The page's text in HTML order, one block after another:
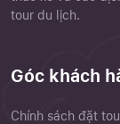
tour du lịch.
Góc khách
Chính sách đặt